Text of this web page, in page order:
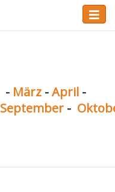
Toggle
- März -April -
September -